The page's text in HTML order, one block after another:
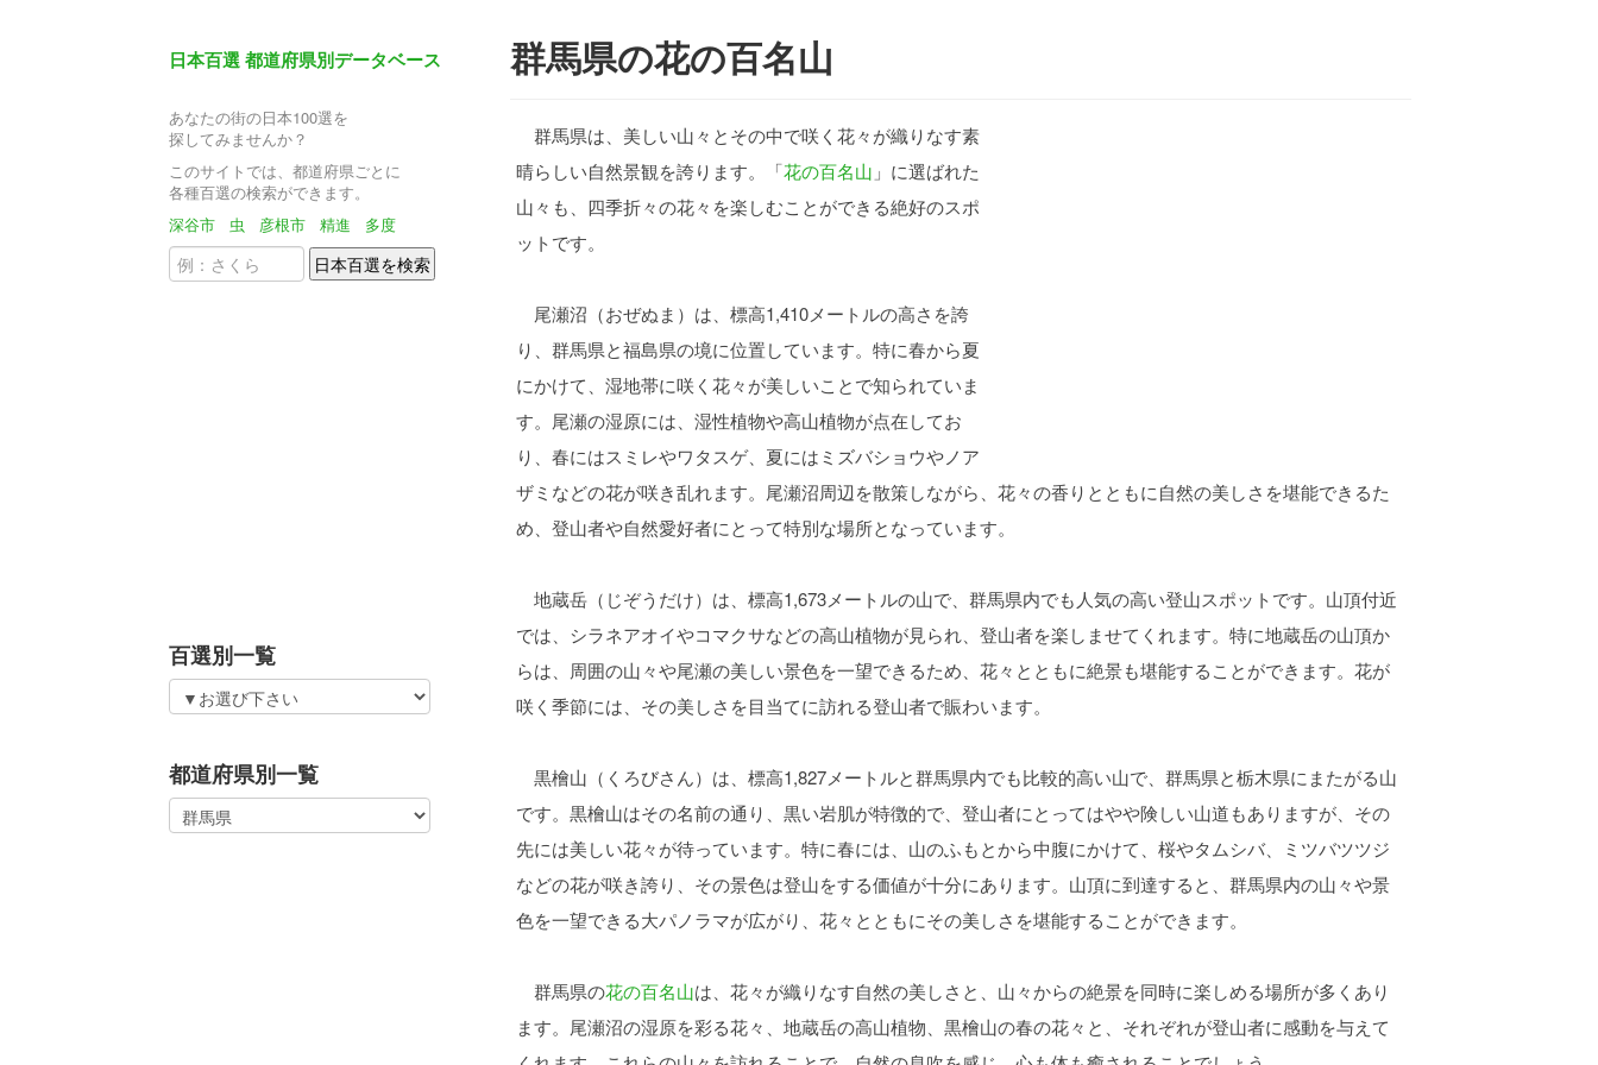
日本百選 都道府県別データベース
あなたの街の日本100選を
探してみませんか？
このサイトでは、都道府県ごとに
各種百選の検索ができます。
深谷市
虫 彦根市 精進 多度
百選別一覧
都道府県別一覧
群馬県の花の百名山
群馬県は、美しい山々とその中で咲く花々が織りなす素
晴らしい自然景観を誇ります。「花の百名山 」に選ばれた
山々も、四季折々の花々を楽しむことができる絶好のスポ
ットです。
尾瀬沼（おぜぬま）は、標高1,410メートルの高さを誇
り、群馬県と福島県の境に位置しています。特に春から夏
にかけて、湿地帯に咲く花々が美しいことで知られていま
す。尾瀬の湿原には、湿性植物や高山植物が点在してお
り、春にはスミレやワタスゲ、夏にはミズバショウやノア
ザミなどの花が咲き乱れます。尾瀬沼周辺を散策しながら、花々の香りとともに自然の美しさを堪能できるた
め、登山者や自然愛好者にとって特別な場所となっています。
地蔵岳（じぞうだけ）は、標高1,673メートルの山で、群馬県内でも人気の高い登山スポットです。山頂付近
では、シラネアオイやコマクサなどの高山植物が見られ、登山者を楽しませてくれます。特に地蔵岳の山頂か
らは、周囲の山々や尾瀬の美しい景色を一望できるため、花々とともに絶景も堪能することができます。花が
咲く季節には、その美しさを目当てに訪れる登山者で賑わいます。
黒檜山（くろびさん）は、標高1,827メートルと群馬県内でも比較的高い山で、群馬県と栃木県にまたがる山
です。黒檜山はその名前の通り、黒い岩肌が特徴的で、登山者にとってはやや険しい山道もありますが、その
先には美しい花々が待っています。特に春には、山のふもとから中腹にかけて、桜やタムシバ、ミツバツツジ
などの花が咲き誇り、その景色は登山をする価値が十分にあります。山頂に到達すると、群馬県内の山々や景
色を一望できる大パノラマが広がり、花々とともにその美しさを堪能することができます。
群馬県の花の百名山は、花々が織りなす自然の美しさと、山々からの絶景を同時に楽しめる場所が多くあり
ます。尾瀬沼の湿原を彩る花々、地蔵岳の高山植物、黒檜山の春の花々と、それぞれが登山者に感動を与えて